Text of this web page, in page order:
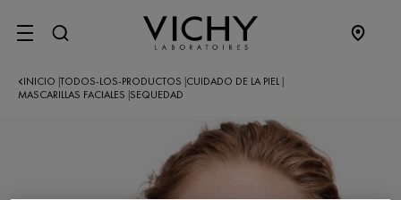
SITE MENU
INICIO TODOS-LOS-PRODUCTOS CUIDADO DE LA PIEL
MASCARILLAS FACIALES SEQUEDAD